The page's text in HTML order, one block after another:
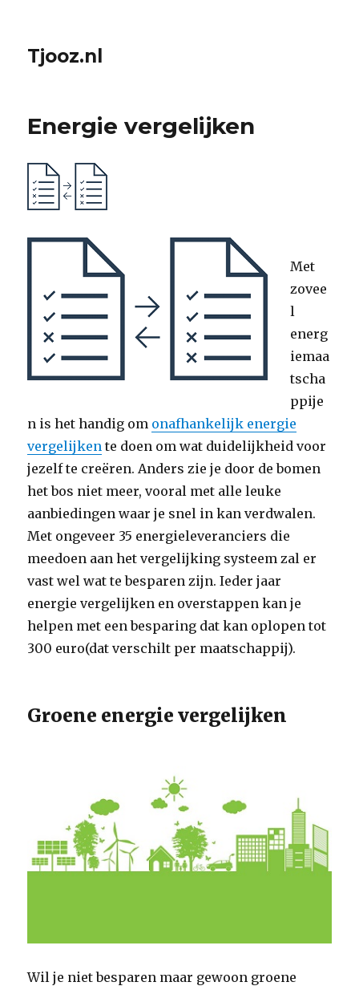
Tjooz.nl
Energie vergelijken
Met
zovee
l
energ
iemaa
tscha
ppije
n is het handig om onafhankelijk energie
vergelijken te doen om wat duidelijkheid voor
jezelf te creëren. Anders zie je door de bomen
het bos niet meer, vooral met alle leuke
aanbiedingen waar je snel in kan verdwalen.
Met ongeveer 35 energieleveranciers die
meedoen aan het vergelijking systeem zal er
vast wel wat te besparen zijn. Ieder jaar
energie vergelijken en overstappen kan je
helpen met een besparing dat kan oplopen tot
300 euro(dat verschilt per maatschappij).
Groene energie vergelijken
Wil je niet besparen maar gewoon groene